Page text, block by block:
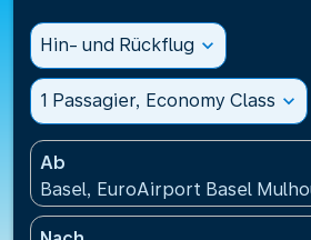
Hin- und Rückflug expand_more
1 Passagier, Economy Class expand_more
Ab
Basel, EuroAirport Basel